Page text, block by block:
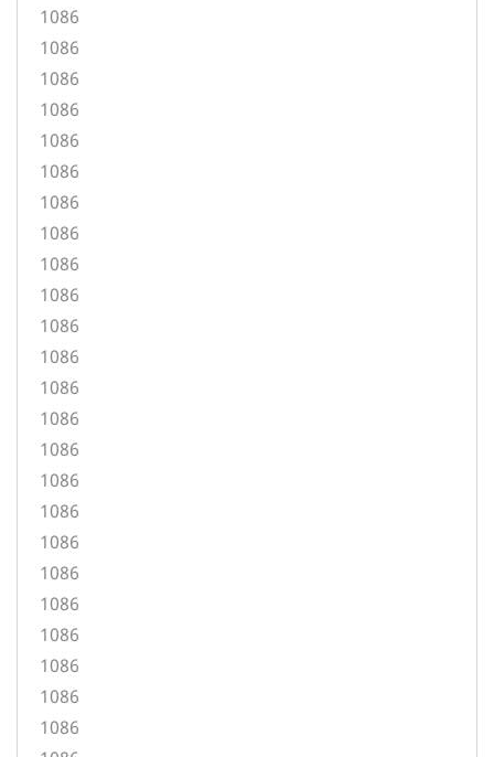
1086
1086
1086
1086
1086
1086
1086
1086
1086
1086
1086
1086
1086
1086
1086
1086
1086
1086
1086
1086
1086
1086
1086
1086